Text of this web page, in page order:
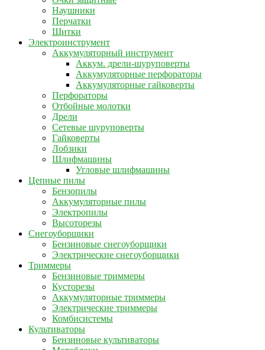
Наушники
Перчатки
Щитки
Электроинструмент
Аккумуляторный инструмент
Аккум. дрели-шуруповерты
Аккумуляторные перфораторы
Аккумуляторные гайковерты
Перфораторы
Отбойные молотки
Дрели
Сетевые шуруповерты
Гайковерты
Лобзики
Шлифмашины
Угловые шлифмашины
Цепные пилы
Бензопилы
Аккумуляторные пилы
Электропилы
Высоторезы
Снегоуборщики
Бензиновые снегоуборщики
Электрические снегоуборщики
Триммеры
Бензиновые триммеры
Кусторезы
Аккумуляторные триммеры
Электрические триммеры
Комбисистемы
Культиваторы
Бензиновые культиваторы